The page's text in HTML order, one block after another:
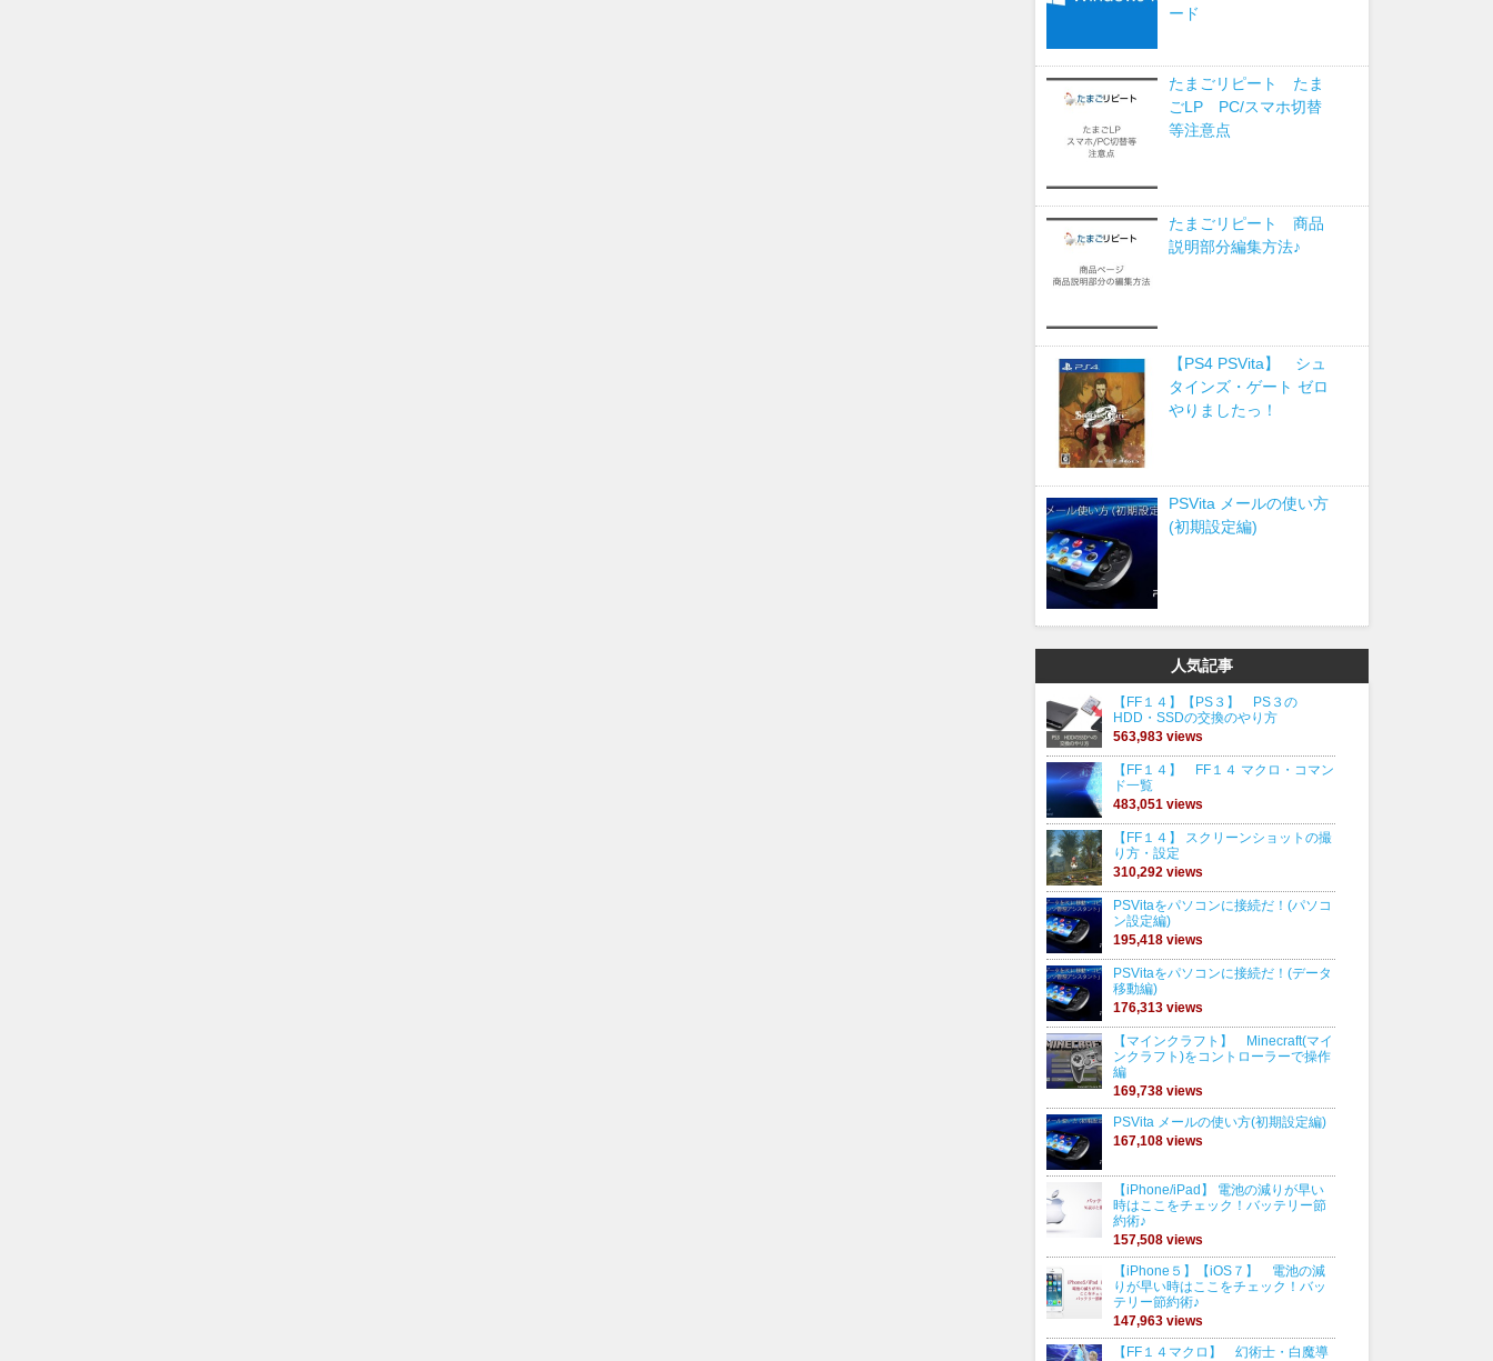
ード
たまごリピート たま
ごLP PC/スマホ切替
等注意点
たまごリピート 商品
説明部分編集方法♪
【PS4 PSVita】 シュ
タインズ・ゲート ゼロ
やりましたっ！
PSVita メールの使い方
(初期設定編)
人気記事
【FF１４】【PS３】 PS３の
HDD・SSDの交換のやり方
563,983 views
【FF１４】 FF１４ マクロ・コマン
ド一覧
483,051 views
【FF１４】 スクリーンショットの撮
り方・設定
310,292 views
PSVitaをパソコンに接続だ！(パソコ
ン設定編)
195,418 views
PSVitaをパソコンに接続だ！(データ
移動編)
176,313 views
【マインクラフト】 Minecraft(マイ
ンクラフト)をコントローラーで操作
編
169,738 views
PSVita メールの使い方(初期設定編)
167,108 views
【iPhone/iPad】 電池の減りが早い
時はここをチェック！バッテリー節
約術♪
157,508 views
【iPhone５】【iOS７】 電池の減
りが早い時はここをチェック！バッ
テリー節約術♪
147,963 views
【FF１４マクロ】 幻術士・白魔導